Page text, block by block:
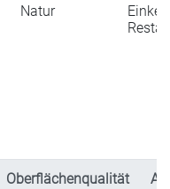
Natur
Oberflächenqualität